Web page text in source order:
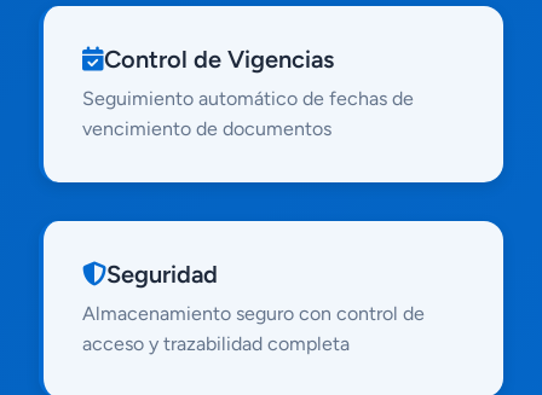
Control de Vigencias
Seguimiento automático de fechas de
vencimiento de documentos
Seguridad
Almacenamiento seguro con control de
acceso y trazabilidad completa